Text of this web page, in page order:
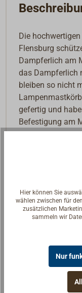
Die
Flensburg
Dampferlich am
das Dampferlich
bleiben so nicht
gefertig und
Befestigung am
Edelstahl und
Anbringung
empfehlen
Hier können Sie
wählen zwischen für
zusätzlichen
sammeln wir
Nur